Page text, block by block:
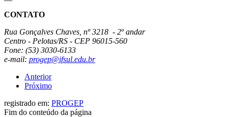
CONTATO
Rua Gonçalves Chaves, nº 3218 - 2º andar
Centro - Pelotas/RS - CEP 96015-560
Fone: (53) 3030-6133
e-mail: progep@ifsul.edu.br
Anterior
Próximo
registrado em: PROGEP
Fim do conteúdo da página